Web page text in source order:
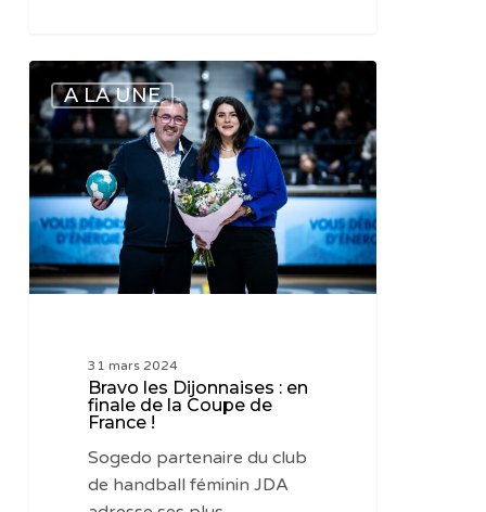
Bravo
les
Dijonnaises
en
finale
de
la
Coupe
A LA UNE
31 mars 2024
Bravo les Dijonnaises : en
finale de la Coupe de
France !
Sogedo partenaire du club
de handball féminin JDA